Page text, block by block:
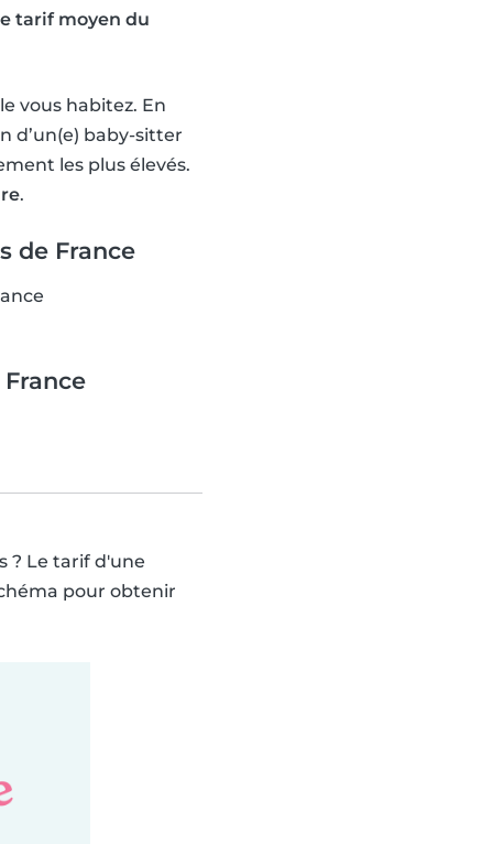
tarif moyen du
vous habitez. En
d’un(e) baby-sitter
les plus élevés.
.
de France
? Le tarif d'une
pour obtenir